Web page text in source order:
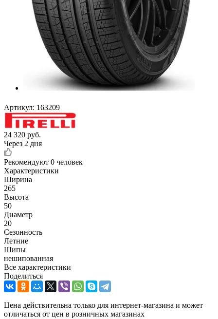
Артикул: 163209
24 320 руб.
Через 2 дня
Рекомендуют 0 человек
Характеристики
Ширина
265
Высота
50
Диаметр
20
Сезонность
Летние
Шипы
нешипованная
Все характеристики
Поделиться
Цена действительна только для интернет-магазина и может
отличаться от цен в розничных магазинах